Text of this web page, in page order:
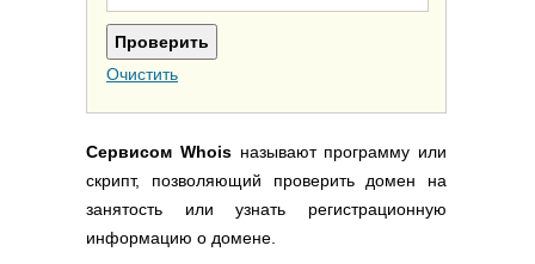
Очистить
Сервисом Whoisназывают программу или
скрипт, позволяющий проверить домен на
занятость или узнать регистрационную
информацию о домене.